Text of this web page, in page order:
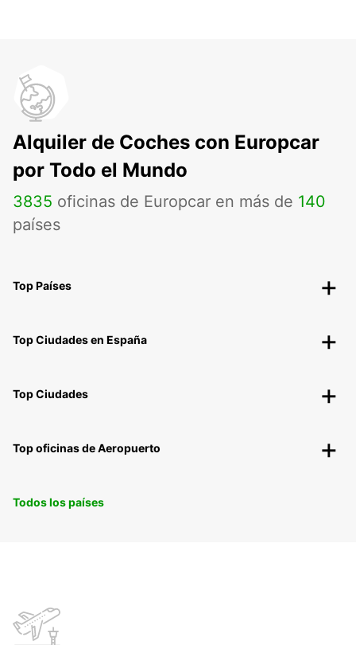
Alquiler de Coches con Europcar
por Todo el Mundo
3835 oficinas de Europcar en más de 140
países
Top Países
Top Ciudades en España
Top Ciudades
Top oficinas de Aeropuerto
Todos los países